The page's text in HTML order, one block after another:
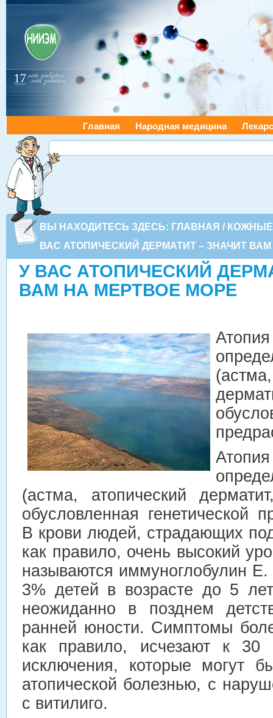
Главная Народная медицина
ВЫ НАХОДИТЕСЬ ЗДЕСЬ: ГЛАВНАЯ / КОЖНЫЕ
ВАС АТОПИЧЕСКИЙ ДЕРМАТИТ – ЗНАЧИТ
У ВАС АТОПИЧЕСКИЙ
ВАМ НА МЕРТВОЕ МОРЕ
(астма, атопический
обусловленная генетической
В крови людей, страдающих
как правило, очень высокий
называются иммуноглобулин
3% детей в возрасте до 5
неожиданно в позднем
ранней юности. Симптомы
как правило, исчезают к
исключения, которые могут
атопической болезнью, с
с витилиго.